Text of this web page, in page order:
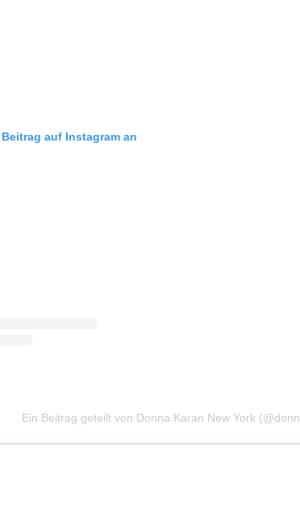
auf Instagram an
Ein Beitrag geteilt von Donna Karan New York